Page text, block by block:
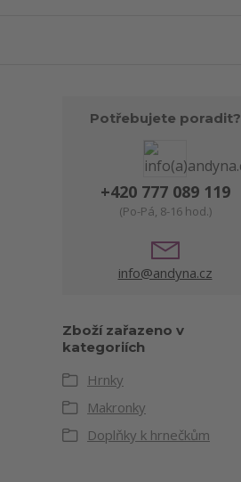
Potřebujete poradit?
+420 777 089 119
(Po-Pá, 8-16 hod.)
info@andyna.cz
Zboží zařazeno v
kategoriích
Hrnky
Makronky
Doplňky k hrnečkům